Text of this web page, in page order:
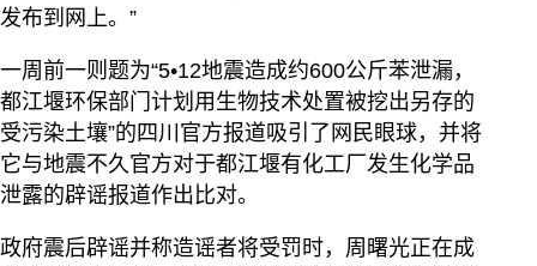
发布到网上。”
一周前一则题为“5•12地震造成约600公斤苯泄漏，
都江堰环保部门计划用生物技术处置被挖出另存的
受污染土壤”的四川官方报道吸引了网民眼球，并将
它与地震不久官方对于都江堰有化工厂发生化学品
泄露的辟谣报道作出比对。
政府震后辟谣并称造谣者将受罚时，周曙光正在成